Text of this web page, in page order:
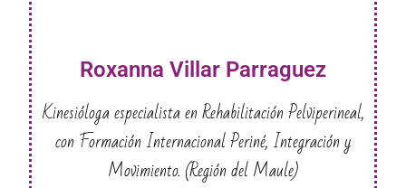
Roxanna Villar Parraguez
Kinesióloga especialista en Rehabilitación Pelviperineal,
con Formación Internacional Periné, Integración y
Movimiento. (Región del Maule)